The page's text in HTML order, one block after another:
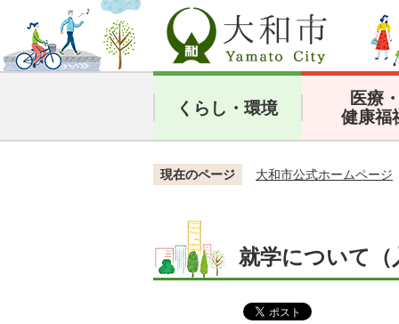
くらし・環境
医療
健康福
現在のページ 大和市公式ホームページ
就学について（